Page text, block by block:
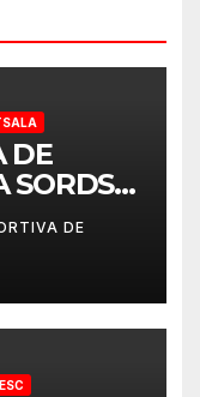
DE
SORDS
DE